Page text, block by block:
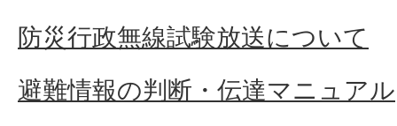
防災行政無線試験放送について
避難情報の判断・伝達マニュアル